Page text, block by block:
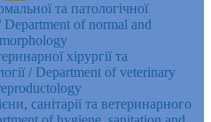
та патологічної
Department of normal and
хірургії та
/ Department of veterinary
санітарії та ветеринарного